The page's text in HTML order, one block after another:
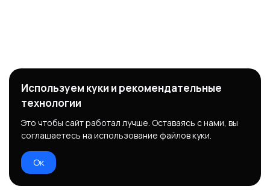
Используем куки и рекомендательные
технологии
Это чтобы сайт работал лучше. Оставаясь с нами, вы
соглашаетесь на использование файлов куки.
Ок